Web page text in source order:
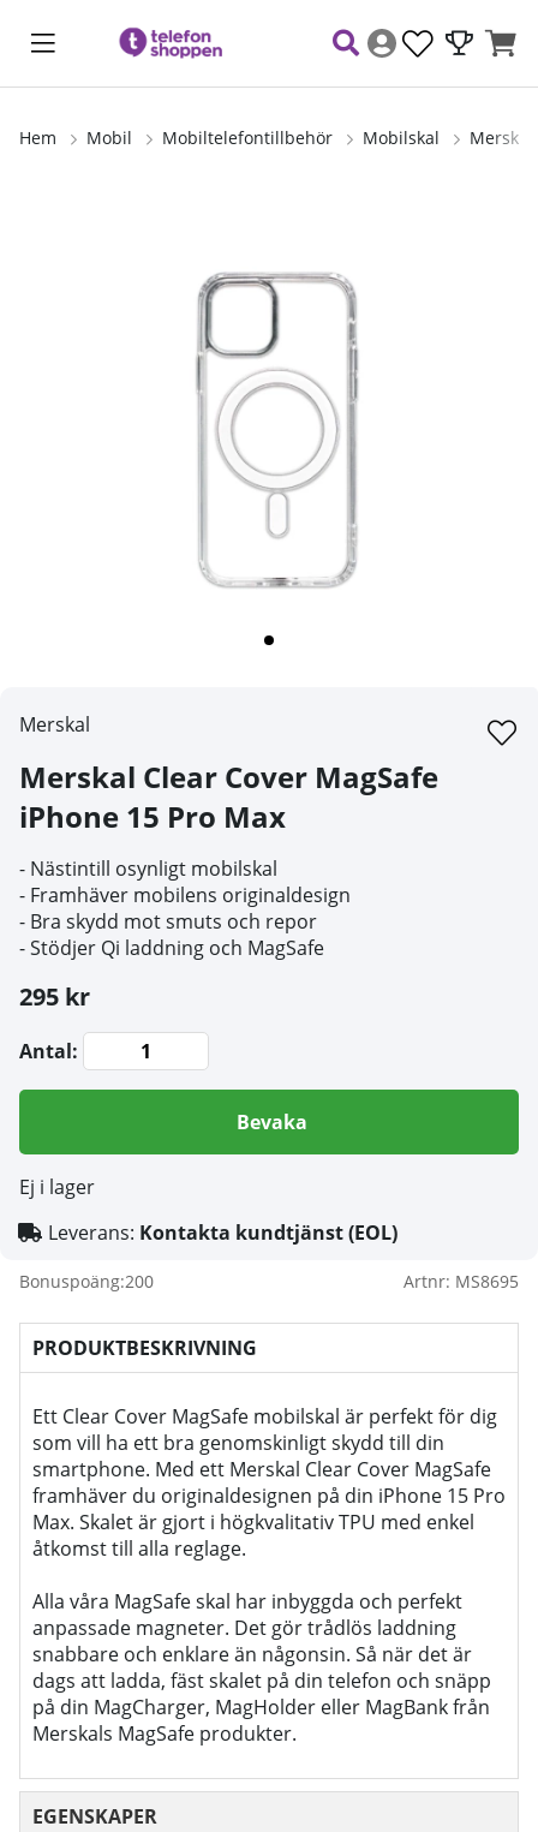
Hem Mobil Mobiltelefontillbehör Mobilskal Merskal
Merskal
Merskal Clear Cover MagSafe
iPhone 15 Pro Max
- Nästintill osynligt mobilskal
- Framhäver mobilens originaldesign
- Bra skydd mot smuts och repor
- Stödjer Qi laddning och MagSafe
295 kr
Antal:
Bevaka
Ej i lager
Leverans: Kontakta kundtjänst (EOL)
Bonuspoäng:200 Artnr: MS8695
PRODUKTBESKRIVNING
Ett Clear Cover MagSafe mobilskal är perfekt för dig
som vill ha ett bra genomskinligt skydd till din
smartphone. Med ett Merskal Clear Cover MagSafe
framhäver du originaldesignen på din iPhone 15 Pro
Max. Skalet är gjort i högkvalitativ TPU med enkel
åtkomst till alla reglage.
Alla våra MagSafe skal har inbyggda och perfekt
anpassade magneter. Det gör trådlös laddning
snabbare och enklare än någonsin. Så när det är
dags att ladda, fäst skalet på din telefon och snäpp
på din MagCharger, MagHolder eller MagBank från
Merskals MagSafe produkter.
EGENSKAPER